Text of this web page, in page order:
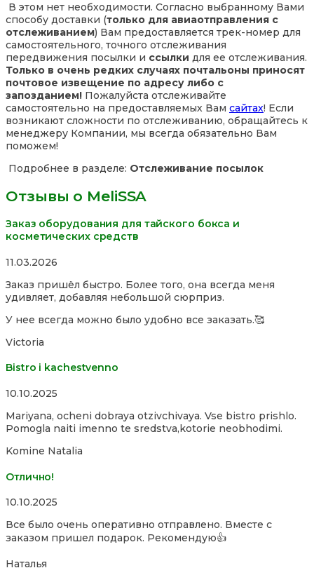
В этом нет необходимости. Согласно выбранному Вами
способу доставки (только для авиаотправления с
отслеживанием) Вам предоставляется трек-номер для
самостоятельного, точного отслеживания
передвижения посылки и ссылки для ее отслеживания.
Только в очень редких случаях почтальоны приносят
почтовое извещение по адресу либо с
запозданием! Пожалуйста отслеживайте
самостоятельно на предоставляемых Вам сайтах! Если
возникают сложности по отслеживанию, обращайтесь к
менеджеру Компании, мы всегда обязательно Вам
поможем!
Подробнее в разделе: Отслеживание посылок
Отзывы о MeliSSA
Заказ оборудования для тайского бокса и
косметических средств
Rated
out
of
11.03.2026
Заказ пришёл быстро. Более того, она всегда меня
удивляет, добавляя небольшой сюрприз.
У нее всегда можно было удобно все заказать.🥰
Victoria
Bistro i kachestvenno
Rated
out
of
10.10.2025
Mariyana, ocheni dobraya otzivchivaya. Vse bistro prishlo.
Pomogla naiti imenno te sredstva,kotorie neobhodimi.
Komine Natalia
Отлично!
Rated
out
of
10.10.2025
Все было очень оперативно отправлено. Вместе с
заказом пришел подарок. Рекомендую👍
Наталья